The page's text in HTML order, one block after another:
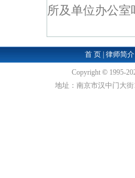
所及单位办公
首 页 |律师简介
Copyright © 1995-
地址：南京市汉中门大街